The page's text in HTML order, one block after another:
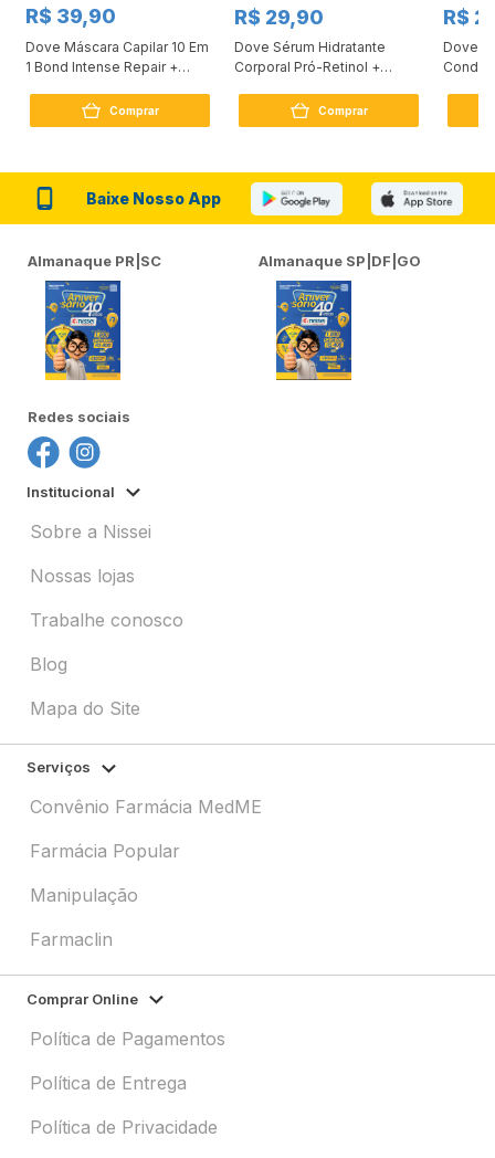
R$ 39,90
Dove Máscara Capilar 10 Em
1 Bond Intense Repair +
Comprar
R$ 29,90
Dove Sérum Hidratante
Corporal Pró-Retinol +
Comprar
R$
Dove
Baixe Nosso App
Almanaque PR|SC Almanaque SP|DF|GO
Redes sociais
Institucional
Sobre a Nissei
Nossas lojas
Trabalhe conosco
Blog
Mapa do Site
Serviços
Convênio Farmácia MedME
Farmácia Popular
Manipulação
Farmaclin
Comprar Online
Política de Pagamentos
Política de Entrega
Política de Privacidade